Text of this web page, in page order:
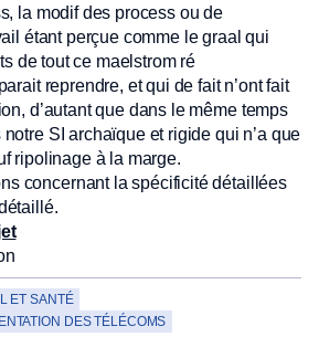
la modif des process ou de
étant perçue comme le graal qui
de tout ce maelstrom ré
reprendre, et qui de fait n’ont fait
d’autant que dans le même temps
SI archaïque et rigide qui n’a que
ripolinage à la marge.
concernant la spécificité détaillées
ET SANTÉ
DES TÉLÉCOMS